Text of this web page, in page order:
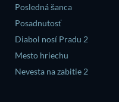
Posledná šanca
Posadnutosť
Diabol nosí Pradu 2
Mesto hriechu
Nevesta na zabitie 2